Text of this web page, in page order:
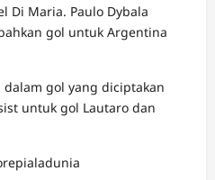
Di Maria. Paulo Dybala
gol untuk Argentina
gol yang diciptakan
untuk gol Lautaro dan